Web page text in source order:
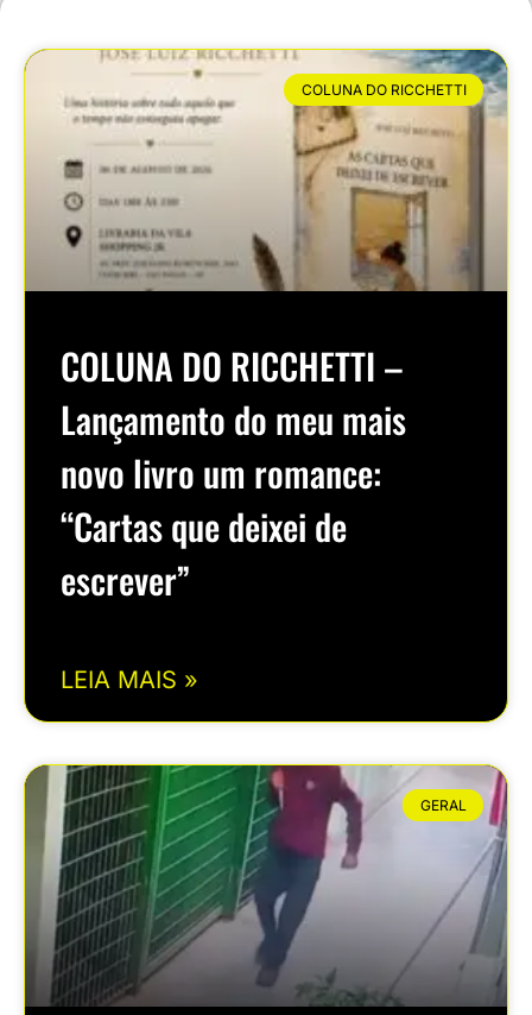
COLUNA DO RICCHETTI
COLUNA DO RICCHETTI –
Lançamento do meu mais
novo livro um romance:
“Cartas que deixei de
escrever”
LEIA MAIS »
GERAL